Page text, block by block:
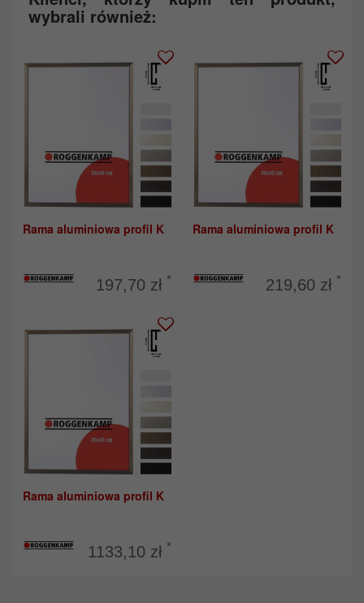
wybrali również:
Rama aluminiowa profil K
197,70 zł *
Rama aluminiowa profil K
219,60 zł *
Rama aluminiowa profil K
1133,10 zł *